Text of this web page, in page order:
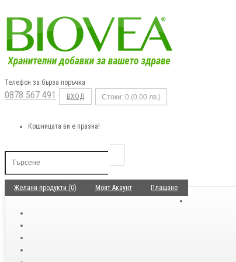
Телефон за бърза поръчка
0878 567 491 ВХОД Стоки: 0 (0,00 лв.)
Кошницата ви е празна!
Желани продукти (0) Моят Акаунт Плащане